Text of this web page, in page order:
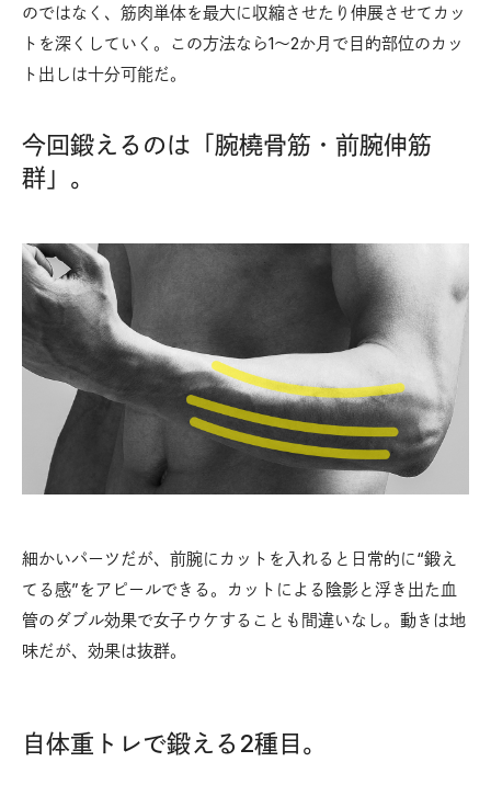
のではなく、筋肉単体を最大に収縮させたり伸展させてカッ
トを深くしていく。この方法なら1〜2か月で目的部位のカッ
ト出しは十分可能だ。
今回鍛えるのは「腕橈骨筋・前腕伸筋
群」。
細かいパーツだが、前腕にカットを入れると日常的に“鍛え
てる感”をアピールできる。カットによる陰影と浮き出た血
管のダブル効果で女子ウケすることも間違いなし。動きは地
味だが、効果は抜群。
自体重トレで鍛える2種目。